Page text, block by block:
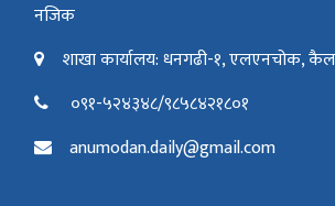
नजिक
शाखा कार्यालय: धनगढी-१, एलएनचोक,
०९१-५२४३४८/९८५८४२१८०१
anumodan.daily@gmail.com